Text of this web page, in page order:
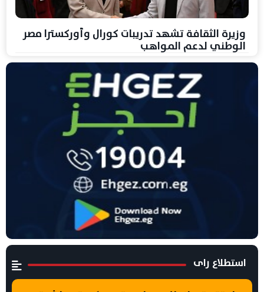
وزيرة الثقافة تشهد تدريبات كورال وأوركسترا مصر
الوطني لدعم المواهب
استطلاع راى